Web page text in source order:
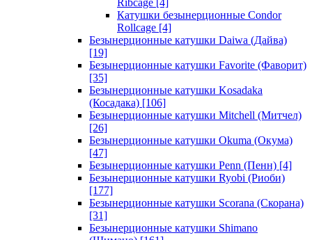
Ribcage [4]
Катушки безынерционные Condor
Rollcage [4]
Безынерционные катушки Daiwa (Дайва)
[19]
Безынерционные катушки Favorite (Фаворит)
[35]
Безынерционные катушки Kosadaka
(Косадака) [106]
Безынерционные катушки Mitchell (Митчел)
[26]
Безынерционные катушки Okuma (Окума)
[47]
Безынерционные катушки Penn (Пенн) [4]
Безынерционные катушки Ryobi (Риоби)
[177]
Безынерционные катушки Scorana (Скорана)
[31]
Безынерционные катушки Shimano